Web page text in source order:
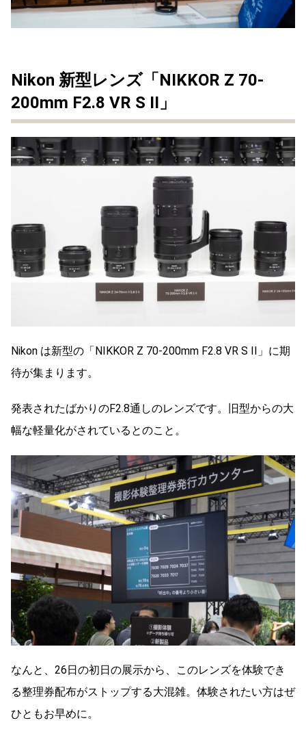
Nikon 新型レンズ「NIKKOR Z 70-
200mm F2.8 VR S II」
Nikon は新型の「NIKKOR Z 70-200mm F2.8 VR S II」に期
待が集まります。
発表されたばかりのF2.8通しのレンズです。旧型からの大
幅な軽量化がされているとのこと。
なんと、26日の初日の展示から、このレンズを体験でき
る整理券配布がストップする大混雑。体験されたい方はぜ
ひともお早めに。